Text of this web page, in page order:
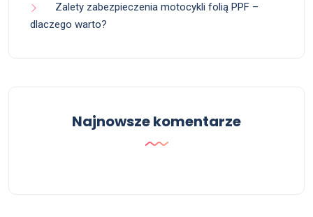
Zalety zabezpieczenia motocykli folią PPF –
dlaczego warto?
Najnowsze komentarze